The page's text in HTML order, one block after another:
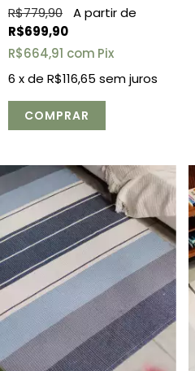
R$779,90
R$699,90
R$664,91 com Pix
6 x de R$116,65 sem juros